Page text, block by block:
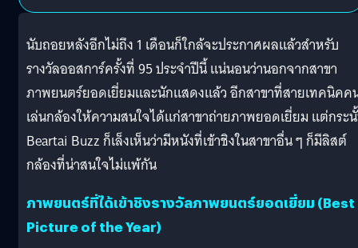
นับถอยหลังอีกไม่ถึง 1 เดือนก็ใกล้จะประกาศผลแล้วสำหรับ
รางวัลออสการ์ครั้งที่ 95 ประจำปีนี้ แน่นอนว่านอกจากสาขา
ภาพยนตร์ยอดเยี่ยมและนักแสดงแล้ว อีกสาขาที่สายเทคนิคค
เล่นกล้องให้ความสนใจได้แก่สาขาถ่ายภาพยอดเยี่ยม แต่กระ
Beartai Buzz ก็เล็งเห็นว่ามีหนังที่เข้าชิงในสาขาอื่น ๆ ก็มีลิสต์
กล้องที่น่าสนใจไม่แพ้กัน
ภาพยนตร์ที่ได้เข้าชิงรางวัลภาพยนตร์ยอดเยี่ยม (Best
Picture of the Year)